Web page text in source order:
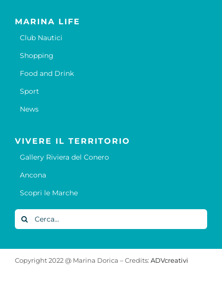
MARINA LIFE
Club Nautici
Shopping
Food and Drink
Sport
News
VIVERE IL TERRITORIO
Gallery Riviera del Conero
Ancona
Scopri le Marche
Cerca
per:
Copyright 2022 @ Marina Dorica – Credits: ADVcreativi